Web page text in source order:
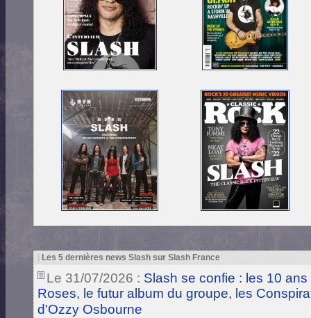
Les 5 dernières news Slash sur Slash France
Le 31/07/2026 : Slash se confie : les 10
Roses, le futur album du groupe, les
d'Ozzy Osbourne